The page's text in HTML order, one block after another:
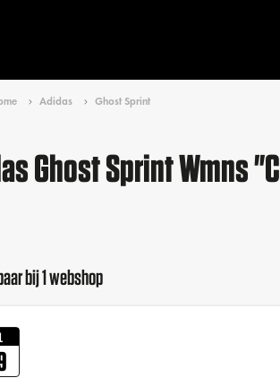
Adidas Ghost Sprint
Ghost Sprint Wmns
bij 1 webshop